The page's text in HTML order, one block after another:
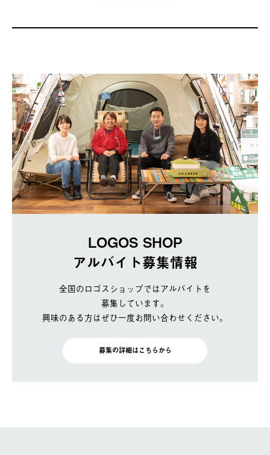
LOGOS SHOP
アルバイト募集情報
全国のロゴスショップではアルバイトを
募集しています。
興味のある方はぜひ一度お問い合わせください。
募集の詳細はこちらから